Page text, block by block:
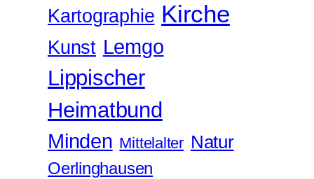
Kartographie Kirche
Kunst Lemgo
Lippischer
Heimatbund
Minden Mittelalter Natur
Oerlinghausen